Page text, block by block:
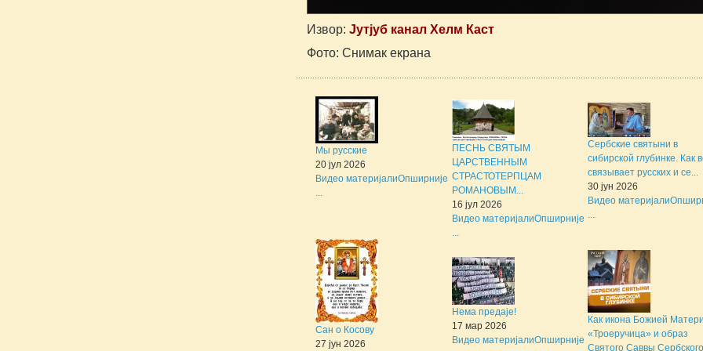
Извор:Јутјуб канал Хелм Каст
Фото: Снимак екрана
Мы русские
20 јул 2026
Видео материјалиОпширније
ПЕСНЬ СВЯТЫМ
ЦАРСТВЕННЫМ
СТРАСТОТЕРПЦАМ
РОМАНОВЫМ...
16 јул 2026
Видео материјалиОпширније
Сербские святыни в
сибирской глубинке. Как
связывает русских и се...
30 јун 2026
Видео материјали
Сан о Косову
27 јун 2026
Нема предаје!
17 мар 2026
Видео материјалиОпширније
Как икона Божией Матери
«Троеручица» и образ
Святого Саввы Сербского